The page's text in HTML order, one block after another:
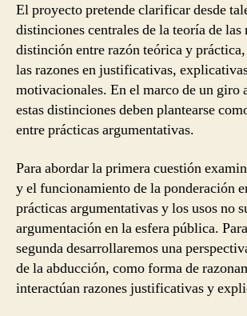
El proyecto pretende clarificar desde
distinciones centrales de la teoría de las
distinción entre razón teórica y
las razones en justificativas,
motivacionales. En el marco de un giro
estas distinciones deben plantearse
entre prácticas argumentativas.
Para abordar la primera cuestión
y el funcionamiento de la ponderación
prácticas argumentativas y los usos no
argumentación en la esfera pública.
segunda desarrollaremos una
de la abducción, como forma de
interactúan razones justificativas y